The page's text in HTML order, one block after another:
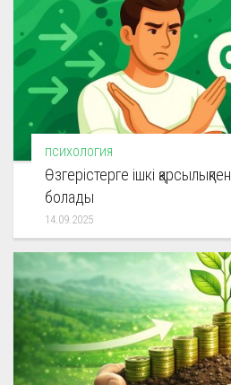
ПСИХОЛОГИЯ
Өзгерістерге ішкі
болады
14.09.2025